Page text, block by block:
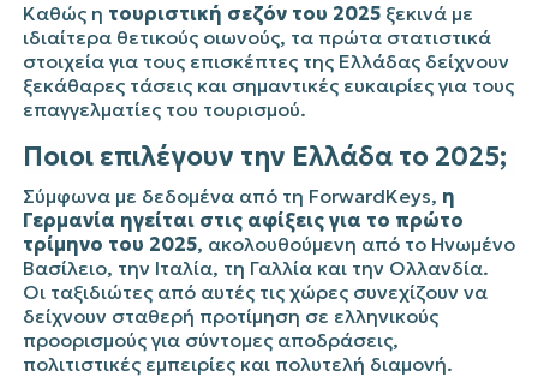
Καθώς η τουριστική σεζόν του 2025ξεκινά με
ιδιαίτερα θετικούς οιωνούς, τα πρώτα στατιστικά
στοιχεία για τους επισκέπτες της Ελλάδας δείχνουν
ξεκάθαρες τάσεις και σημαντικές ευκαιρίες για τους
επαγγελματίες του τουρισμού.
Ποιοι επιλέγουν την Ελλάδα το 2025;
Σύμφωνα με δεδομένα από τη ForwardKeys, η
Γερμανία ηγείται στις αφίξεις για το πρώτο
τρίμηνο του 2025, ακολουθούμενη από το Ηνωμένο
Βασίλειο, την Ιταλία, τη Γαλλία και την Ολλανδία.
Οι ταξιδιώτες από αυτές τις χώρες συνεχίζουν να
δείχνουν σταθερή προτίμηση σε ελληνικούς
προορισμούς για σύντομες αποδράσεις,
πολιτιστικές εμπειρίες και πολυτελή διαμονή.